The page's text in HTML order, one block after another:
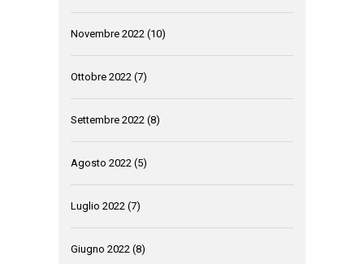
Novembre 2022 (10)
Ottobre 2022 (7)
Settembre 2022 (8)
Agosto 2022 (5)
Luglio 2022 (7)
Giugno 2022 (8)